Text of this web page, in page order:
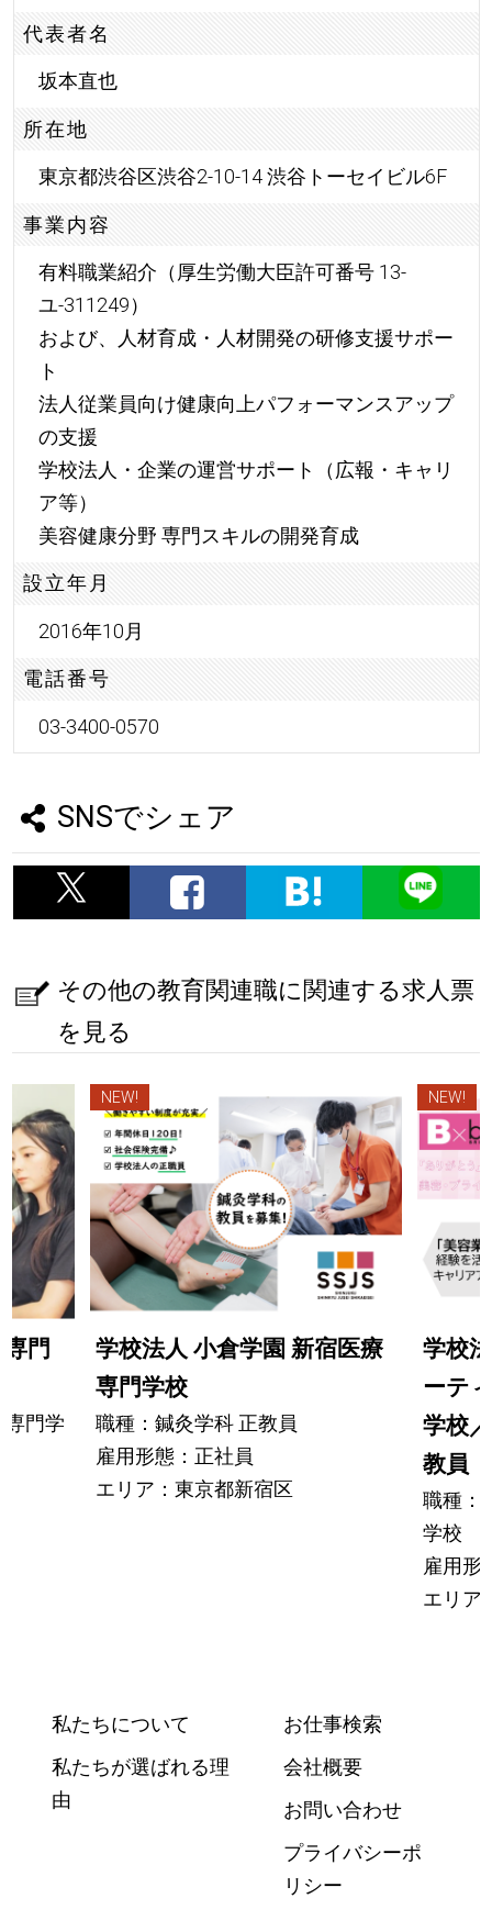
代表者名
坂本直也
所在地
東京都渋谷区渋谷2-10-14 渋谷トーセイビル6F
事業内容
有料職業紹介（厚生労働大臣許可番号 13-
ユ-311249）
および、人材育成・人材開発の研修支援サポー
ト
法人従業員向け健康向上パフォーマンスアップ
の支援
学校法人・企業の運営サポート（広報・キャリ
ア等）
美容健康分野 専門スキルの開発育成
設立年月
2016年10月
電話番号
03-3400-0570
SNSでシェア
その他の教育関連職に関連する求人票
を見る
門
門学
NEW!
学校法人 小倉学園 新宿医療
専門学校
職種：鍼灸学科 正教員
雇用形態：正社員
エリア：東京都新宿区
NEW!
学校
ーテ
学校
教員
職種：
学校
雇用形
エリア
私たちについて
私たちが選ばれる理
由
お仕事検索
会社概要
お問い合わせ
プライバシーポ
リシー